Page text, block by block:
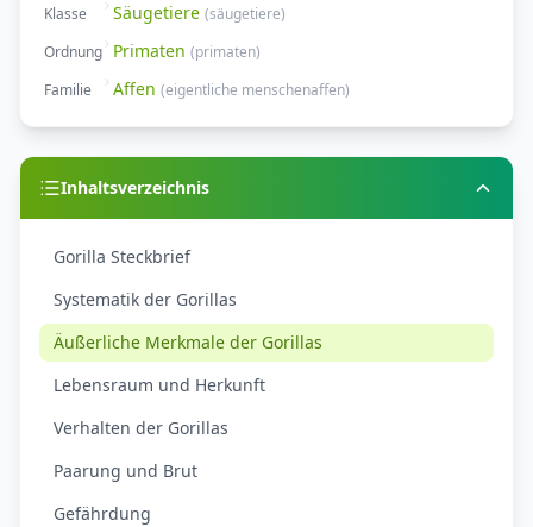
Klasse Säugetiere (säugetiere)
Ordnung Primaten (primaten)
Familie
Affen (eigentliche menschenaffen)
Inhaltsverzeichnis
Gorilla Steckbrief
Systematik der Gorillas
Äußerliche Merkmale der Gorillas
Lebensraum und Herkunft
Verhalten der Gorillas
Paarung und Brut
Gefährdung